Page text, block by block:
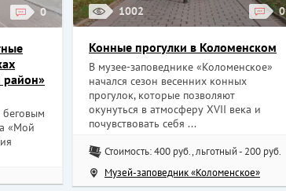
0
район»
беговым
«Мой
1002 0
Конные прогулки в Коломенском
В музее-заповеднике «Коломенское»
начался сезон весенних конных
прогулок, которые позволяют
окунуться в атмосферу XVII века и
почувствовать себя ...
Стоимость: 400 руб., льготный - 200 руб.
Музей-заповедник «Коломенское»